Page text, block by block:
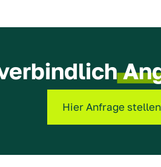
Hier Anfrage stellen